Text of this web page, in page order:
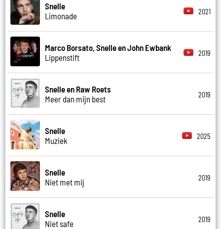
Snelle
Limonade
2021
Marco Borsato, Snelle en John Ewbank
Lippenstift
2019
Snelle en Raw Roets
Meer dan mijn best
2019
Snelle
Muziek
2025
Snelle
Niet met mij
2019
Snelle
Niet safe
2019